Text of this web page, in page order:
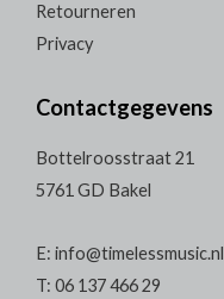
Retourneren
Privacy
Contactgegevens
Bottelroosstraat 21
5761 GD Bakel
E: info@timelessmusic.nl
T: 06 137 466 29